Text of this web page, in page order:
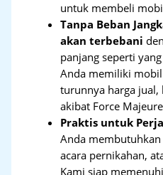
untuk membeli
Tanpa Beban
akan terbebani
panjang seperti
Anda memiliki
turunnya harga jual,
akibat Force
Praktis untuk
Anda
acara pernikahan,
Kami siap